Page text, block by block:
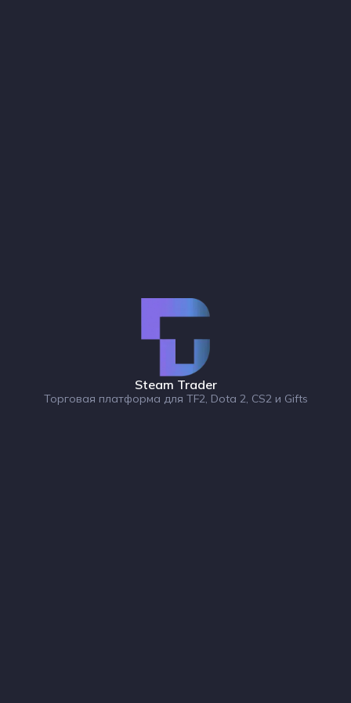
Steam Trader
Торговая платформа для TF2, Dota 2, CS2 и Gifts